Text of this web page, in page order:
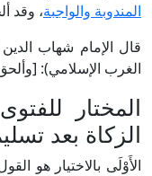
المندوبة والواجبة، وقد
الغرب الإسلامي):
المختار
الزكاة بعد
الأَوْلَى بالاختيار هو